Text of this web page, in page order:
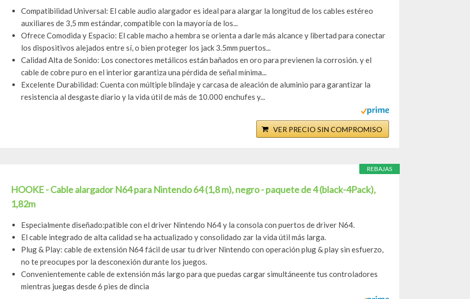
Compatibilidad Universal: El cable audio alargador es ideal para alargar la longitud de los cables estéreo
auxiliares de 3,5 mm estándar, compatible con la mayoría de los...
Ofrece Comodida y Espacio: El cable macho a hembra se orienta a darle más alcance y libertad para conectar
los dispositivos alejados entre sí, o bien proteger los jack 3.5mm puertos...
Calidad Alta de Sonido: Los conectores metálicos están bañados en oro para previenen la corrosión. y el
cable de cobre puro en el interior garantiza una pérdida de señal mínima...
Excelente Durabilidad: Cuenta con múltiple blindaje y carcasa de aleación de aluminio para garantizar la
resistencia al desgaste diario y la vida útil de más de 10.000 enchufes y...
VER PRECIO SIN COMPROMISO
REBAJAS
HOOKE - Cable alargador N64 para Nintendo 64 (1,8 m), negro - paquete de 4 (black-4Pack),
1,82m
Especialmente diseñado:patible con el driver Nintendo N64 y la consola con puertos de driver N64.
El cable integrado de alta calidad se ha actualizado y consolidado zar la vida útil más larga.
Plug & Play: cable de extensión N64 fácil de usar tu driver Nintendo con operación plug & play sin esfuerzo,
no te preocupes por la desconexión durante los juegos.
Convenientemente cable de extensión más largo para que puedas cargar simultáneente tus controladores
mientras juegas desde 6 pies de dincia